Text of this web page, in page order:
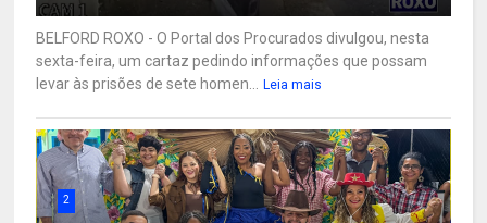
BELFORD ROXO - O Portal dos Procurados divulgou, nesta
sexta-feira, um cartaz pedindo informações que possam
levar às prisões de sete homen...
Leia mais
2